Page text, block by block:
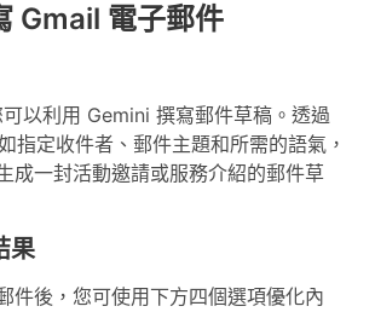
Gmail 電子郵件
以利用 Gemini 撰寫郵件草稿。透過
指定收件者、郵件主題和所需的語氣，
成一封活動邀請或服務介紹的郵件草
果
件後，您可使用下方四個選項優化內